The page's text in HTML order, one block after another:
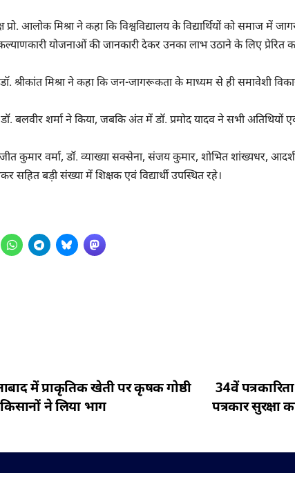
आलोक मिश्रा ने कहा कि विश्वविद्यालय के विद्यार्थियों को समाज
योजनाओं की जानकारी देकर उनका लाभ उठाने के लिए प्रेरित
श्रीकांत मिश्रा ने कहा कि जन-जागरूकता के माध्यम से ही समावेशी
बलवीर शर्मा ने किया, जबकि अंत में डॉ. प्रमोद यादव ने सभी अतिथियों
कुमार वर्मा, डॉ. व्याख्या सक्सेना, संजय कुमार, शोभित शांख्यधर,
सहित बड़ी संख्या में शिक्षक एवं विद्यार्थी उपस्थित रहे।
34वें
पत्रकार सुरक्षा
में प्राकृतिक खेती पर कृषक गोष्ठी
ने लिया भाग